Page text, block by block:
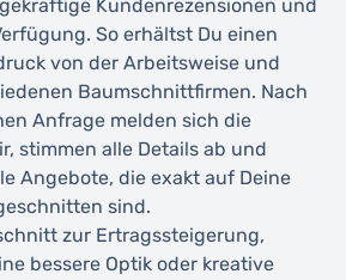
Kundenrezensionen und
So erhältst Du einen
von der Arbeitsweise und
Baumschnittfirmen. Nach
Anfrage melden sich die
stimmen alle Details ab und
Angebote, die exakt auf Deine
sind.
zur Ertragssteigerung,
bessere Optik oder kreative